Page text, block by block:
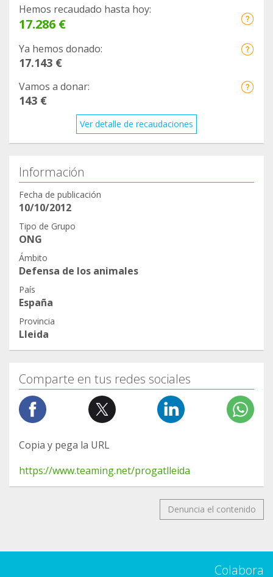
Hemos recaudado hasta hoy:
17.286 €
Ya hemos donado:
17.143 €
Vamos a donar:
143 €
Ver detalle de recaudaciones
Información
Fecha de publicación
10/10/2012
Tipo de Grupo
ONG
Ámbito
Defensa de los animales
País
España
Provincia
Lleida
Comparte en tus redes sociales
Copia y pega la URL
https://www.teaming.net/progatlleida
Denuncia el contenido
Colabora